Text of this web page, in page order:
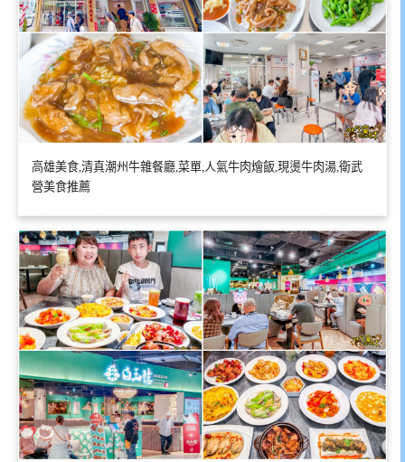
高雄美食,清真潮州牛雜餐廳,菜單,人氣牛肉燴飯,現燙牛肉湯,衛武
營美食推薦